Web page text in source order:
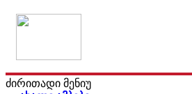
ძირითადი მენიუ